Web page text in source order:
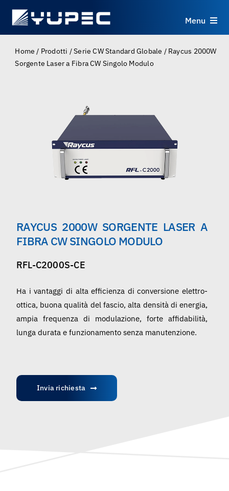
Menu
Prodotti
Applicazioni
Chi Siamo
Italiano
Home / Prodotti /Serie CW Standard Globale / Raycus 2000W
Sorgente Laser a Fibra CW Singolo Modulo
RAYCUS 2000W SORGENTE LASER A
FIBRA CW SINGOLO MODULO
RFL-C2000S-CE
Ha i vantaggi di alta efficienza di conversione elettro-
ottica, buona qualità del fascio, alta densità di energia,
ampia frequenza di modulazione, forte affidabilità,
lunga durata e funzionamento senza manutenzione.
Invia richiesta